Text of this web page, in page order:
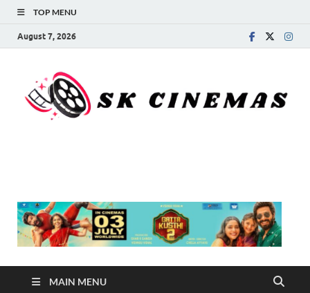
TOP MENU
August 7, 2026
MAIN MENU